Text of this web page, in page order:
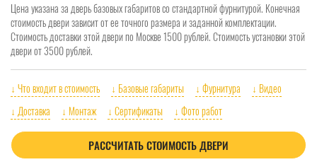
Цена указана за дверь базовых габаритов со стандартной фурнитурой. Конечная
стоимость двери зависит от ее точного размера и заданной комплектации.
Стоимость доставки этой двери по Москве 1500 рублей. Стоимость установки этой
двери от 3500 рублей.
↓ Что входит в стоимость ↓ Базовые габариты ↓ Фурнитура
↓ Видео
↓ Доставка
↓ Монтаж ↓ Сертификаты ↓ Фото работ
РАССЧИТАТЬ СТОИМОСТЬ ДВЕРИ